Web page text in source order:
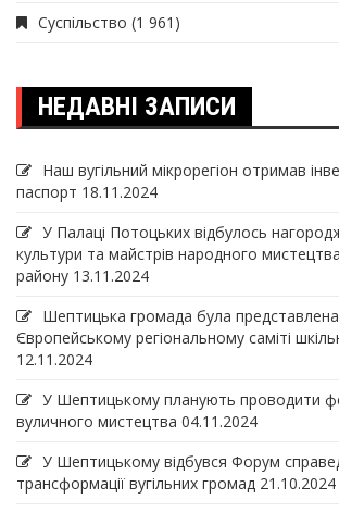
Суспільство (1 961)
НЕДАВНІ ЗАПИСИ
Наш вугільний мікрорегіон отримав
паспорт 18.11.2024
У Палаці Потоцьких відбулось
культури та майстрів народного
району 13.11.2024
Шептицька громада була
Європейському регіональному саміті
12.11.2024
У Шептицькому планують проводити
вуличного мистецтва 04.11.2024
У Шептицькому відбувся Форум
трансформації вугільних громад 21.10.2024